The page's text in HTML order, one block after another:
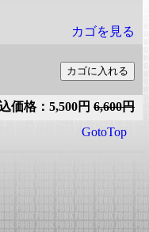
カゴを見る
価格：5,500円 6,600円
GotoTop